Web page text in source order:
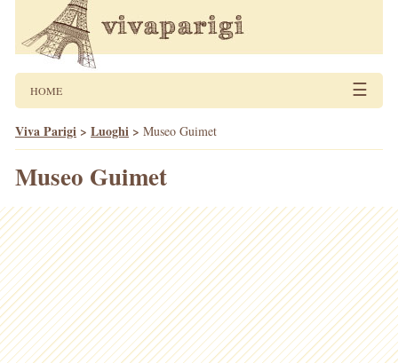
HOME ☰
Viva Parigi > Luoghi > Museo Guimet
Museo Guimet